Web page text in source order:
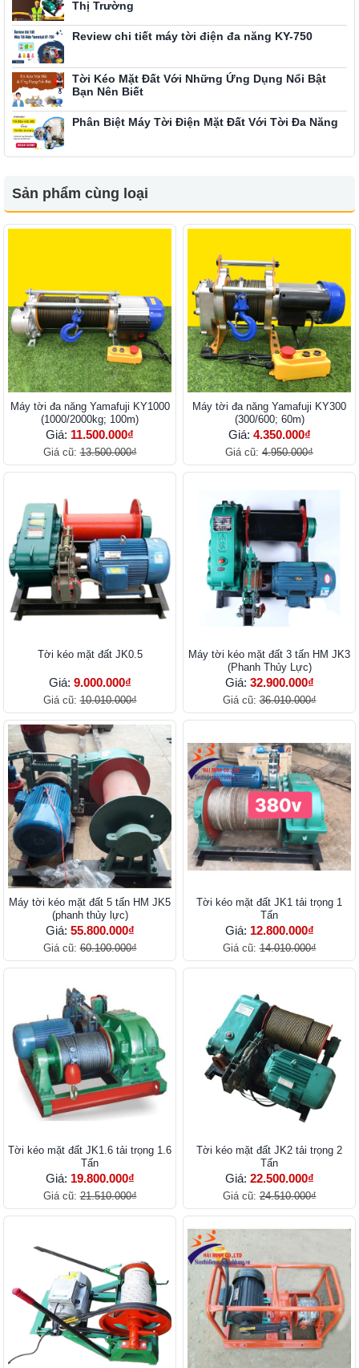
Thị Trường
Review chi tiết máy tời điện đa năng KY-750
Tời Kéo Mặt Đất Với Những Ứng Dụng Nổi Bật
Bạn Nên Biết
Phân Biệt Máy Tời Điện Mặt Đất Với Tời Đa Năng
Sản phẩm cùng loại
Máy tời đa năng Yamafuji KY1000
(1000/2000kg; 100m)
Giá: 11.500.000₫
Giá cũ:13.500.000₫
Máy tời đa năng Yamafuji KY300
(300/600; 60m)
Giá: 4.350.000₫
Giá cũ: 4.950.000₫
Tời kéo mặt đất JK0.5
Giá: 9.000.000₫
Giá cũ:10.010.000₫
Máy tời kéo mặt đất 3 tấn HM JK3
(Phanh Thủy Lực)
Giá: 32.900.000₫
Giá cũ:36.010.000₫
Máy tời kéo mặt đất 5 tấn HM JK5
(phanh thủy lực)
Giá: 55.800.000₫
Giá cũ:60.100.000₫
Tời kéo mặt đất JK1 tải trọng 1
Tấn
Giá: 12.800.000₫
Giá cũ:14.010.000₫
Tời kéo mặt đất JK1.6 tải trọng 1.6
Tấn
Giá: 19.800.000₫
Giá cũ:21.510.000₫
Tời kéo mặt đất JK2 tải trọng 2
Tấn
Giá: 22.500.000₫
Giá cũ:24.510.000₫